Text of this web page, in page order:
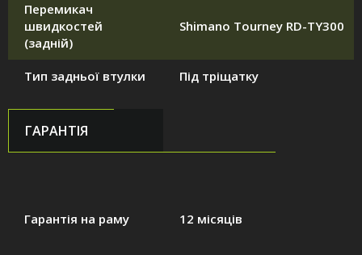
Перемикач
швидкостей
(задній)
Shimano Tourney RD-TY300
Тип задньої втулки Під тріщатку
ГАРАНТІЯ
Гарантія на раму 12 місяців